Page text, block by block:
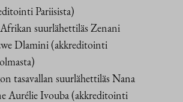
Pariisista)
suurlähettiläs Zenani
Dlamini (akkreditointi
tasavallan suurlähettiläs Nana
Aurélie Ivouba (akkreditointi